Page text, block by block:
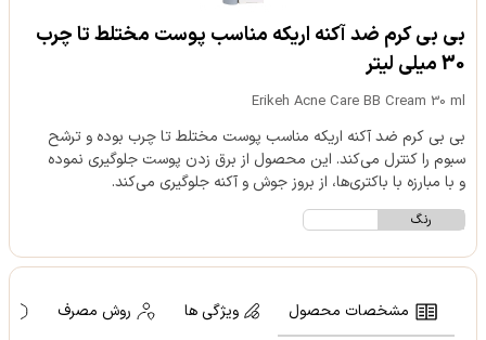
بی بی کرم ضد آکنه اریکه مناسب پوست مختلط تا چرب
30 میلی لیتر
Erikeh Acne Care BB Cream 30 ml
بی بی کرم ضد آکنه اریکه مناسب پوست مختلط تا چرب بوده و ترشح
سبوم را کنترل می‌کند. این محصول از برق زدن پوست جلوگیری نموده
و با مبارزه با باکتری‌ها، از بروز جوش و آکنه جلوگیری می‌کند.
رنگ
مشخصات محصول ویژگی ها روش مصرف